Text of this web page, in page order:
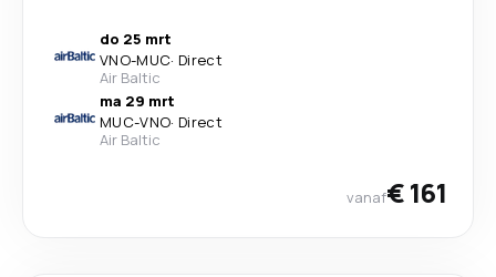
do 25 mrt
VNO-MUC· Direct
Air Baltic
ma 29 mrt
MUC-VNO· Direct
Air Baltic
vanaf€ 161